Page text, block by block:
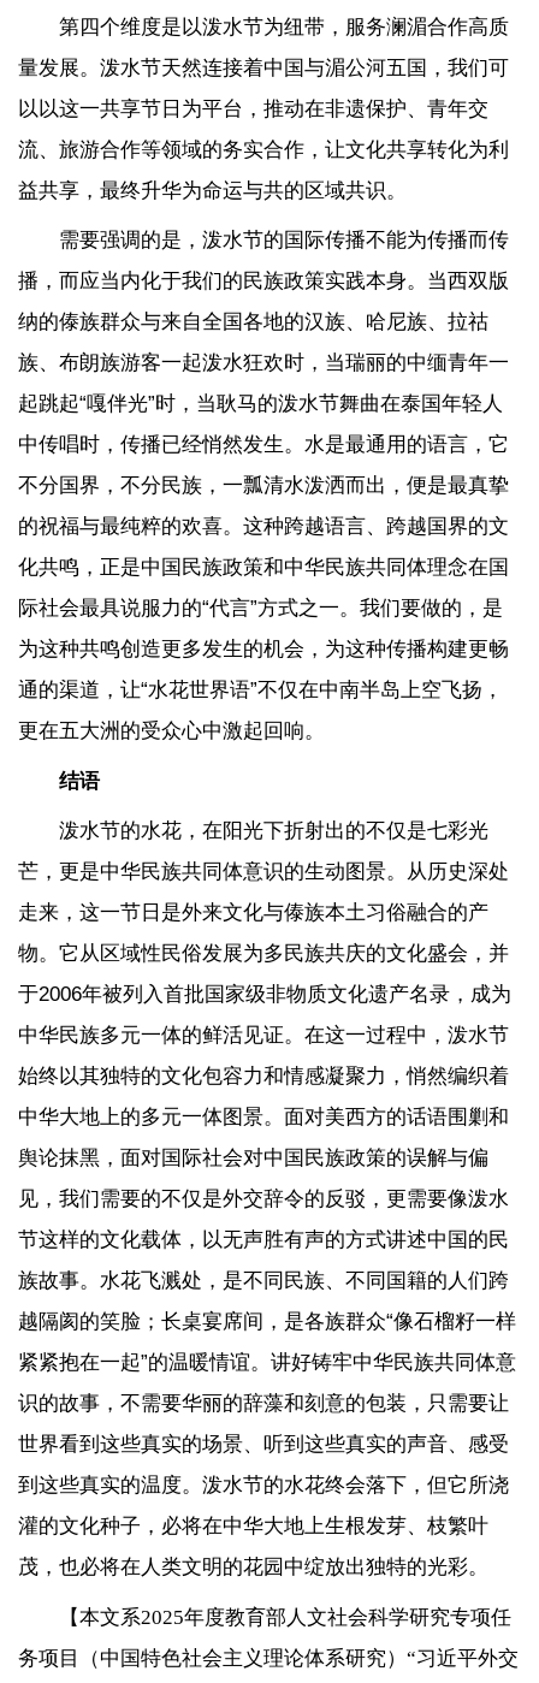
第四个维度是以泼水节为纽带，服务澜湄合作高质
量发展。泼水节天然连接着中国与湄公河五国，我们可
以以这一共享节日为平台，推动在非遗保护、青年交
流、旅游合作等领域的务实合作，让文化共享转化为利
益共享，最终升华为命运与共的区域共识。
需要强调的是，泼水节的国际传播不能为传播而传
播，而应当内化于我们的民族政策实践本身。当西双版
纳的傣族群众与来自全国各地的汉族、哈尼族、拉祜
族、布朗族游客一起泼水狂欢时，当瑞丽的中缅青年一
起跳起“嘎伴光”时，当耿马的泼水节舞曲在泰国年轻人
中传唱时，传播已经悄然发生。水是最通用的语言，它
不分国界，不分民族，一瓢清水泼洒而出，便是最真挚
的祝福与最纯粹的欢喜。这种跨越语言、跨越国界的文
化共鸣，正是中国民族政策和中华民族共同体理念在国
际社会最具说服力的“代言”方式之一。我们要做的，是
为这种共鸣创造更多发生的机会，为这种传播构建更畅
通的渠道，让“水花世界语”不仅在中南半岛上空飞扬，
更在五大洲的受众心中激起回响。
结语
泼水节的水花，在阳光下折射出的不仅是七彩光
芒，更是中华民族共同体意识的生动图景。从历史深处
走来，这一节日是外来文化与傣族本土习俗融合的产
物。它从区域性民俗发展为多民族共庆的文化盛会，并
于2006年被列入首批国家级非物质文化遗产名录，成为
中华民族多元一体的鲜活见证。在这一过程中，泼水节
始终以其独特的文化包容力和情感凝聚力，悄然编织着
中华大地上的多元一体图景。面对美西方的话语围剿和
舆论抹黑，面对国际社会对中国民族政策的误解与偏
见，我们需要的不仅是外交辞令的反驳，更需要像泼水
节这样的文化载体，以无声胜有声的方式讲述中国的民
族故事。水花飞溅处，是不同民族、不同国籍的人们跨
越隔阂的笑脸；长桌宴席间，是各族群众“像石榴籽一样
紧紧抱在一起”的温暖情谊。讲好铸牢中华民族共同体意
识的故事，不需要华丽的辞藻和刻意的包装，只需要让
世界看到这些真实的场景、听到这些真实的声音、感受
到这些真实的温度。泼水节的水花终会落下，但它所浇
灌的文化种子，必将在中华大地上生根发芽、枝繁叶
茂，也必将在人类文明的花园中绽放出独特的光彩。
【本文系2025年度教育部人文社会科学研究专项任
务项目（中国特色社会主义理论体系研究）“习近平外交